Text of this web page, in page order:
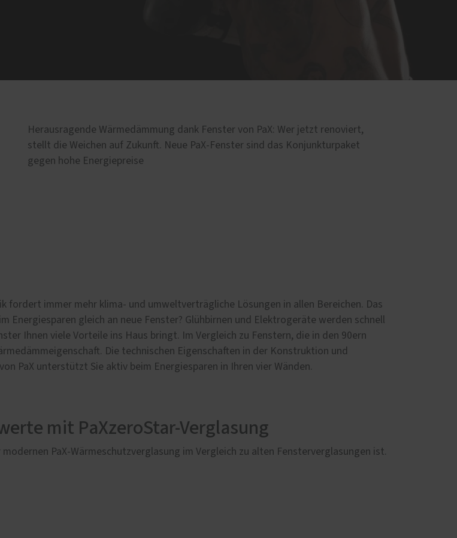
Herausragende Wärmedämmung dank Fenster von PaX: Wer jetzt renoviert,
stellt die Weichen auf Zukunft. Neue PaX-Fenster sind das Konjunkturpaket
gegen hohe Energiepreise
immer mehr klima- und umweltverträgliche Lösungen in allen Bereichen. Das
Energiesparen gleich an neue Fenster? Glühbirnen und Elektrogeräte werden schnell
Ihnen viele Vorteile ins Haus bringt. Im Vergleich zu Fenstern, die in den 90ern
Die technischen Eigenschaften in der Konstruktion und
PaX unterstützt Sie aktiv beim Energiesparen in Ihren vier Wänden.
mit PaXzeroStar-Verglasung
PaX-Wärmeschutzverglasung im Vergleich zu alten Fensterverglasungen ist.